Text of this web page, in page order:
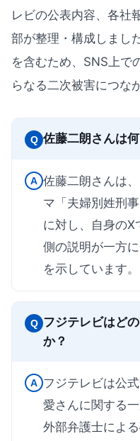
レビの公表内容、各社
部が整理・構成しまし
を含むため、SNS上で
らなる二次被害につな
Q 佐藤二朗さんは
A 佐藤二朗さんは
マ「夫婦別姓刑
に対し、自身の
側の説明が一方
を示しています。
Q フジテレビはど
か？
A フジテレビは公
愛さんに関する
外部弁護士によ